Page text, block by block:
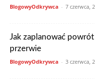
BlogowyOdkrywca - 7 czerwca,
Jak zaplanować
przerwie
BlogowyOdkrywca - 3 czerwca,